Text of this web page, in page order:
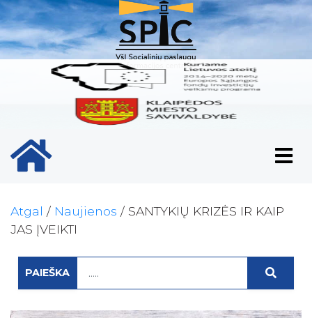
Atgal / Naujienos / SANTYKIŲ KRIZĖS IR KAIP
JAS ĮVEIKTI
PAIEŠKA